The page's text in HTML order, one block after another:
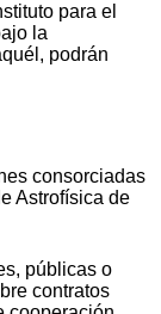
para el
la
podrán
consorciadas
Astrofísica de
públicas o
contratos